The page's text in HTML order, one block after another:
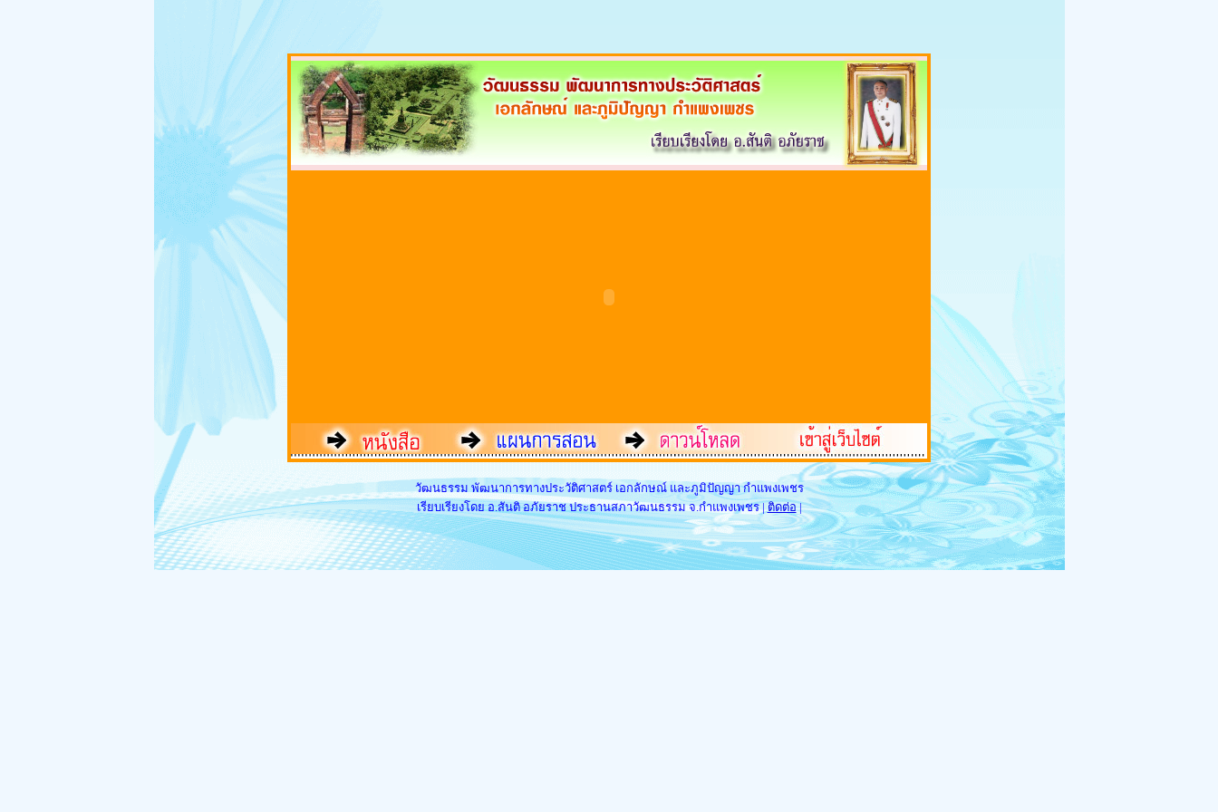
วัฒนธรรม พัฒนาการทางประวัติศาสตร์ เอกลักษณ์ และภูมิปัญญา กำแพงเพชร
เรียบเรียงโดย อ.สันติ อภัยราช ประธานสภาวัฒนธรรม จ.กำแพงเพชร |ติดต่อ|